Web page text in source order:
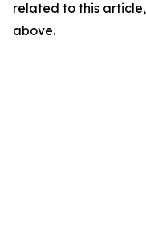
related to this
above.